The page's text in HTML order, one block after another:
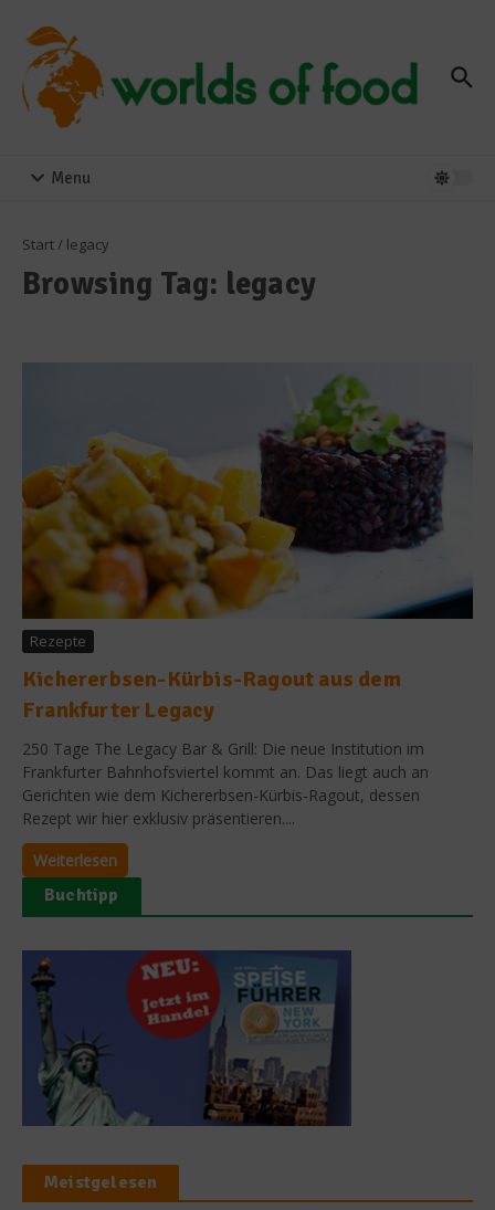
Menu
Start/ legacy
Browsing Tag: legacy
Rezepte
Kichererbsen-Kürbis-Ragout aus dem
Frankfurter Legacy
250 Tage The Legacy Bar & Grill: Die neue Institution im
Frankfurter Bahnhofsviertel kommt an. Das liegt auch an
Gerichten wie dem Kichererbsen-Kürbis-Ragout, dessen
Rezept wir hier exklusiv präsentieren....
Weiterlesen
Buchtipp
Meistgelesen